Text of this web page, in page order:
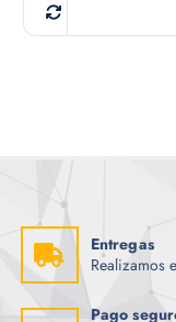
Entregas
Realizamos
Pago